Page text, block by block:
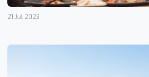
21 Jul 2023